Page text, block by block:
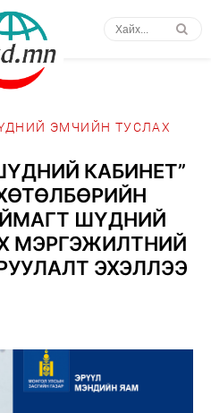
ЭМЧИЙН ТУСЛАХ
КАБИНЕТ”
ШҮДНИЙ
МЭРГЭЖИЛТНИЙ
ЭХЭЛЛЭЭ